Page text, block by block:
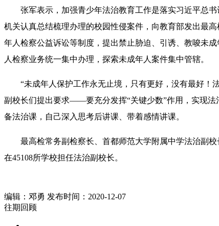
张军表示，加强青少年法治教育工作是落实习近平总书
机关认真总结梳理办理的校园性侵案件，向教育部发出最
年人检察公益诉讼等制度，提出禁止胁迫、引诱、教唆未
人检察业务统一集中办理，探索未成年人案件集中管辖。
“未成年人保护工作永无止境，只有更好，没有最好！法
副校长们提出要求——要充分发挥“关键少数”作用，实现法
备法治课，自己深入思考后讲课、带着感情讲课。
最高检常务副检察长、首都师范大学附属中学法治副校
在45108所学校担任法治副校长。
编辑：邓勇 发布时间：2020-12-07
往期回顾